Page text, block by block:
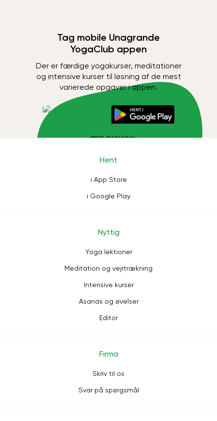
Tag mobile Unagrande
YogaClub appen
Der er færdige yogakurser, meditationer
og intensive kurser til løsning af de mest
varierede opgaver i appen.
Hent
i App Store
i Google Play
Nyttig
Yoga lektioner
Meditation og vejrtrækning
Intensive kurser
Asanas og øvelser
Editor
Firma
Skriv til os
Svar på spørgsmål